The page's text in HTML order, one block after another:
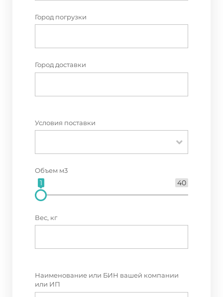
Город погрузки
Город доставки
Условия поставки
Объем м3
40
1
Вес, кг
Наименование или БИН вашей компании
или ИП